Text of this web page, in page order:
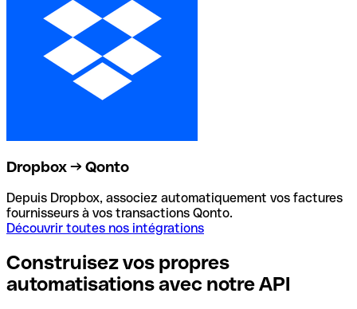
Dropbox → Qonto
Depuis Dropbox, associez automatiquement vos factures
fournisseurs à vos transactions Qonto.
Découvrir toutes nos intégrations
Construisez vos propres
automatisations avec notre API